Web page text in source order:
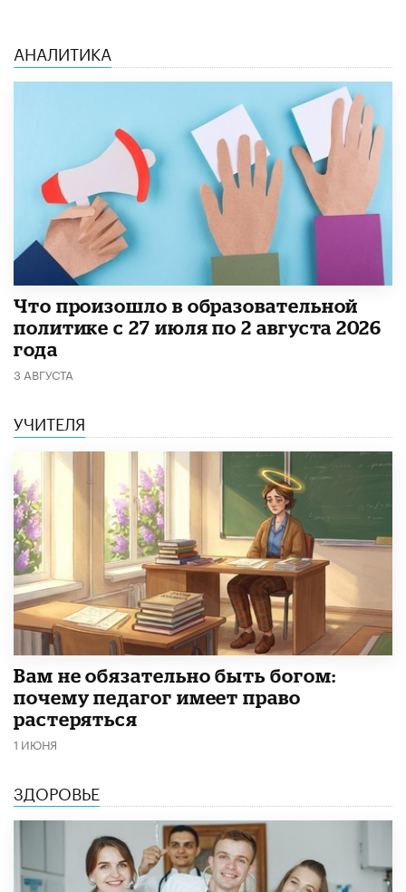
АНАЛИТИКА
​Что произошло в образовательной
политике с 27 июля по 2 августа 2026
года
3 АВГУСТА
УЧИТЕЛЯ
​Вам не обязательно быть богом:
почему педагог имеет право
растеряться
1 ИЮНЯ
ЗДОРОВЬЕ